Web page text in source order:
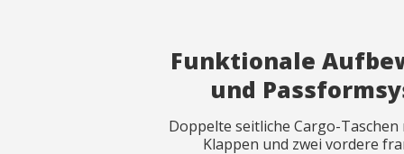
Funktionale
und
Doppelte seitliche Cargo-
Klappen und zwei vordere